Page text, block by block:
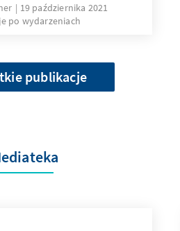
19 października 2021
po wydarzeniach
publikacje